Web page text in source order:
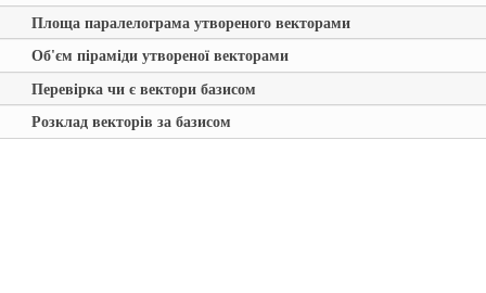
Площа паралелограма утвореного векторами
Об'єм піраміди утвореної векторами
Перевірка чи є вектори базисом
Розклад векторів за базисом